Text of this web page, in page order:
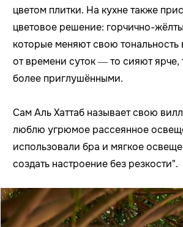
цветом плитки. На кухне также
цветовое решение: горчично-
которые меняют свою тональность
от времени суток — то сияют ярче,
более приглушёнными.
СамАль Хаттаб называет свою
люблю угрюмое рассеянное
использовали бра и мягкое
создать настроение без резкости".